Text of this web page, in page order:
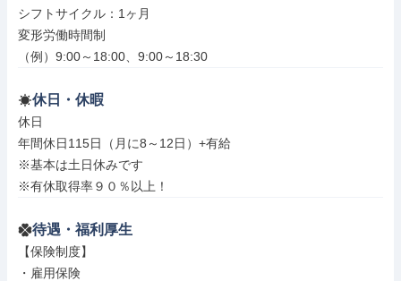
シフトサイクル：1ヶ月
変形労働時間制
（例）9:00～18:00、9:00～18:30
休日・休暇
休日
年間休日115日（月に8～12日）+有給
※基本は土日休みです
※有休取得率９０％以上！
待遇・福利厚生
【保険制度】
・雇用保険